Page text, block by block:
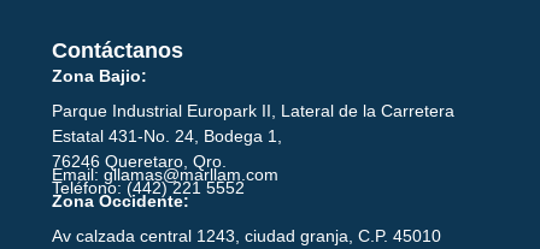
Contáctanos
Zona Bajio:
Parque Industrial Europark II, Lateral de la Carretera
Estatal 431-No. 24, Bodega 1,
76246 Queretaro, Qro.
Email: gllamas@marllam.com
Teléfono: (442) 221 5552
Zona Occidente:
Av calzada central 1243, ciudad granja, C.P. 45010